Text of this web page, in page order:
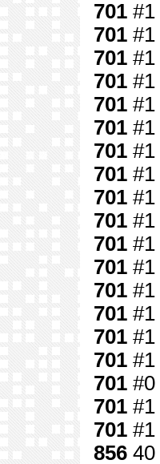
701 #1
701 #1
701 #1
701 #1
701 #1
701 #1
701 #1
701 #1
701 #1
701 #1
701 #1
701 #1
701 #1
701 #1
701 #1
701 #1
701 #0
701 #1
701 #1
856 40